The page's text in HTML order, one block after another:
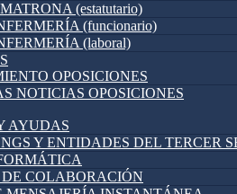
(estatutario)
(funcionario)
(laboral)
OPOSICIONES
NOTICIAS OPOSICIONES
AYUDAS
Y ENTIDADES DEL TERCER
COLABORACIÓN